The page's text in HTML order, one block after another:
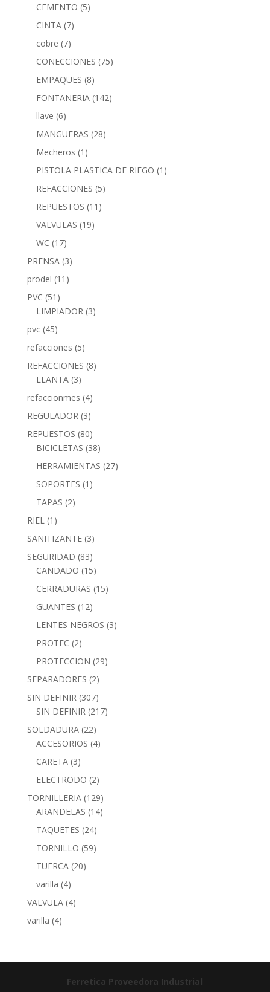
CEMENTO (5)
CINTA (7)
cobre (7)
CONECCIONES (75)
EMPAQUES (8)
FONTANERIA (142)
llave (6)
MANGUERAS (28)
Mecheros (1)
PISTOLA PLASTICA DE RIEGO (1)
REFACCIONES (5)
REPUESTOS (11)
VALVULAS (19)
WC (17)
PRENSA (3)
prodel (11)
PVC (51)
LIMPIADOR (3)
pvc (45)
refacciones (5)
REFACCIONES (8)
LLANTA (3)
refaccionmes (4)
REGULADOR (3)
REPUESTOS (80)
BICICLETAS (38)
HERRAMIENTAS (27)
SOPORTES (1)
TAPAS (2)
RIEL (1)
SANITIZANTE (3)
SEGURIDAD (83)
CANDADO (15)
CERRADURAS (15)
GUANTES (12)
LENTES NEGROS (3)
PROTEC (2)
PROTECCION (29)
SEPARADORES (2)
SIN DEFINIR (307)
SIN DEFINIR (217)
SOLDADURA (22)
ACCESORIOS (4)
CARETA (3)
ELECTRODO (2)
TORNILLERIA (129)
ARANDELAS (14)
TAQUETES (24)
TORNILLO (59)
TUERCA (20)
varilla (4)
VALVULA (4)
varilla (4)
Ferretica Proveedora Industrial